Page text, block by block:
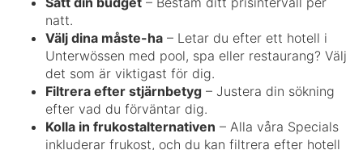
natt.
Välj dina måste-ha – Letar du efter ett hotell i
Unterwössen med pool, spa eller restaurang? Välj
det som är viktigast för dig.
Filtrera efter stjärnbetyg – Justera din sökning
efter vad du förväntar dig.
Kolla in frukostalternativen – Alla våra Specials
inkluderar frukost, och du kan filtrera efter hotell